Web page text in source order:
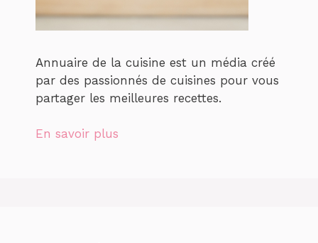
Annuaire de la cuisine est un média créé
par des passionnés de cuisines pour vous
partager les meilleures recettes.
En savoir plus